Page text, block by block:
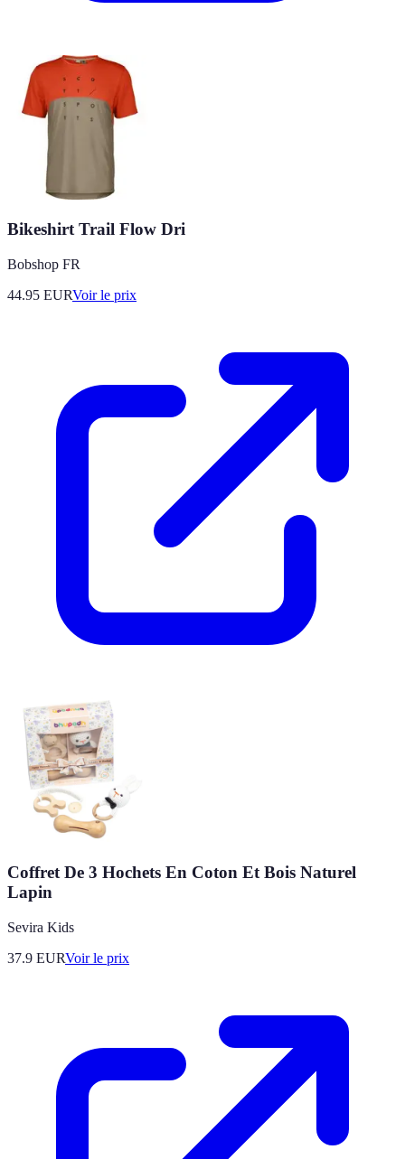
Bikeshirt Trail Flow Dri
Bobshop FR
44.95 EURVoir le prix
Coffret De 3 Hochets En Coton Et Bois Naturel
Lapin
Sevira Kids
37.9 EURVoir le prix